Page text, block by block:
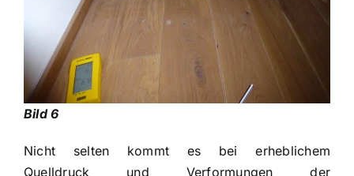
Bild 6
Nicht selten kommt es bei erheblichem
Quelldruck und Verformungen der